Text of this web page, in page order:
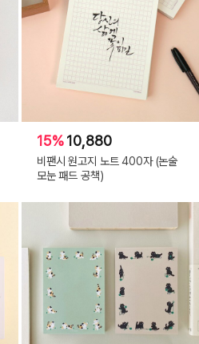
15%10,880
비팬시 원고지 노트 400자 (논술
모눈 패드 공책)